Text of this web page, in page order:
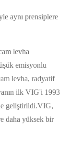
aynı prensiplere
levha
emisyonlu
levha, radyatif
ilk VIG'i 1993
geliştirildi.VIG,
daha yüksek bir